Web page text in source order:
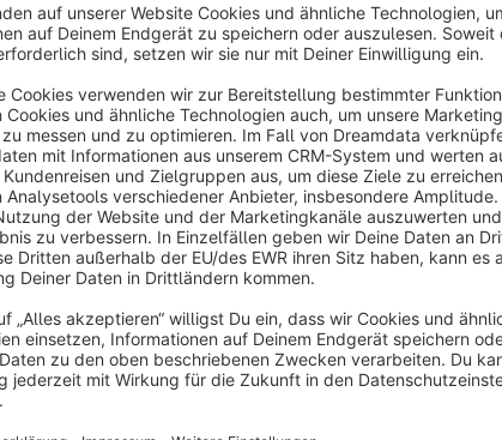
behoben werden?
2.0Functionality 2.0Usability 2.0Documentation 2.0
Getting things done
5.0
Average rating of 5 out of 5 stars
by Marcel Schindler 20 June 2025 09:31
Das in Shopware integrierte ReCaptcha-Modul hat bei uns
ließ sich leicht installieren, funktioniert einfach out-of-the-box
Formularspam mehr. Mehr wollt ich ja auch gar nicht :)
5.0Functionality 5.0Usability 5.0 Documentation 5.0